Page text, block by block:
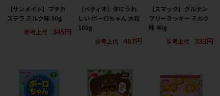
［サンメイト］プチカ
ステラ ミルク味 80g
参考上代
345円
［ペティオ］体にうれ
しい ボーロちゃん 大粒
100g
参考上代
467円
［スマック］グルテン
フリークッキー ミルク
味 40g
参考上代
333円